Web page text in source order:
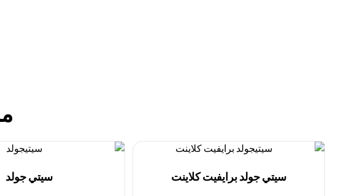
سيتي جولد برايفيت كلاينت سيتي جولد